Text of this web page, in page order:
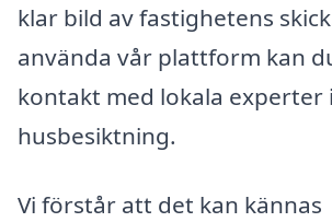
klar bild av fastighetens
använda vår plattform kan
kontakt med lokala experter
husbesiktning.
Vi förstår att det kan kännas